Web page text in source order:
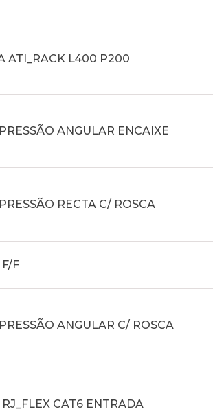
ATI_RACK L400 P200
ANGULAR ENCAIXE
RECTA C/ ROSCA
F
ANGULAR C/ ROSCA
CAT6 ENTRADA